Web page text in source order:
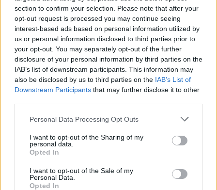
section to confirm your selection. Please note that after your
opt-out request is processed you may continue seeing
interest-based ads based on personal information utilized by
us or personal information disclosed to third parties prior to
your opt-out. You may separately opt-out of the further
disclosure of your personal information by third parties on the
IAB’s list of downstream participants. This information may
also be disclosed by us to third parties on the IAB’s List of
Downstream Participants that may further disclose it to other
Personal Data Processing Opt Outs
I want to opt-out of the Sharing of my
personal data.
Opted In
I want to opt-out of the Sale of my
Personal Data.
Opted In
Zwierzęta
08 października 2021, 13:05
Światowy Dzień Ośmiornicy. 8
powodów, dlaczego trzeba
zatrzymać rozwój ich hodowli